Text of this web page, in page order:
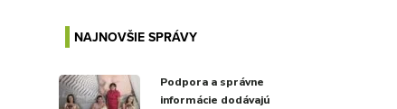
NAJNOVŠIE SPRÁVY
Podpora a správne
informácie dodávajú